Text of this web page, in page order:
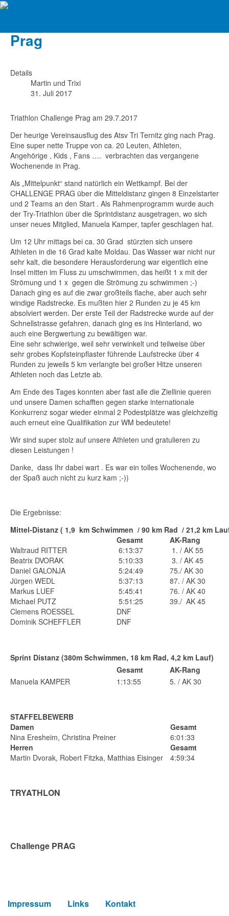
Prag
Details
Martin und Trixi
31. Juli 2017
Triathlon Challenge Prag am 29.7.2017
Der heurige Vereinsausflug des Atsv Tri Ternitz ging nach Prag.
Eine super nette Truppe von ca. 20 Leuten, Athleten,
Angehörige , Kids , Fans …. verbrachten das vergangene
Wochenende in Prag.
Als „Mittelpunkt“ stand natürlich ein Wettkampf. Bei der
CHALLENGE PRAG über die Mitteldistanz gingen 8 Einzelstarter
und 2 Teams an den Start . Als Rahmenprogramm wurde auch
der Try-Triathlon über die Sprintdistanz ausgetragen, wo sich
unser neues Mitglied, Manuela Kamper, tapfer geschlagen hat.
Um 12 Uhr mittags bei ca. 30 Grad stürzten sich unsere
Athleten in die 16 Grad kalte Moldau. Das Wasser war nicht nur
sehr kalt, die besondere Herausforderung war eigentlich eine
Insel mitten im Fluss zu umschwimmen, das heißt 1 x mit der
Strömung und 1 x gegen die Strömung zu schwimmen ;-)
Danach ging es auf die zwar großteils flache, aber auch sehr
windige Radstrecke. Es mußten hier 2 Runden zu je 45 km
absolviert werden. Der erste Teil der Radstrecke wurde auf der
Schnellstrasse gefahren, danach ging es ins Hinterland, wo
auch eine Bergwertung zu bewältigen war.
Eine sehr schwierige, weil sehr verwinkelt und teilweise über
sehr grobes Kopfsteinpflaster führende Laufstrecke über 4
Runden zu jeweils 5 km verlangte bei großer Hitze unseren
Athleten noch das Letzte ab.
Am Ende des Tages konnten aber fast alle die Ziellinie queren
und unsere Damen schafften gegen starke internationale
Konkurrenz sogar wieder einmal 2 Podestplätze was gleichzeitig
auch erneut eine Qualifikation zur WM bedeutete!
Wir sind super stolz auf unsere Athleten und gratulieren zu
diesen Leistungen !
Danke, dass Ihr dabei wart . Es war ein tolles Wochenende, wo
der Spaß auch nicht zu kurz kam ;-))
Die Ergebnisse:
Mittel-Distanz ( 1,9 km Schwimmen / 90 km Rad / 21,2 km
Gesamt
AK-Rang
Waltraud RITTER
6:13:37
1. / AK 55
Beatrix DVORAK
5:10:33
3. / AK 45
Daniel GALONJA
5:24:49
75./ AK 30
Jürgen WEDL
5:37:13
87. / AK 30
Markus LUEF
5:45:41
76. / AK 40
Michael PUTZ
5:51:25
39./ AK 45
Clemens ROESSEL
DNF
Dominik SCHEFFLER
DNF
Sprint Distanz (380m Schwimmen, 18 km Rad, 4,2 km Lauf)
Gesamt
AK-Rang
Manuela KAMPER
1:13:55 5. / AK 30
STAFFELBEWERB
Damen
Gesamt
Nina Eresheim, Christina Preiner
6:01:33
Herren
Gesamt
Martin Dvorak, Robert Fitzka, Matthias Eisinger
4:59:34
TRYATHLON
Challenge PRAG
Impressum Links Kontakt